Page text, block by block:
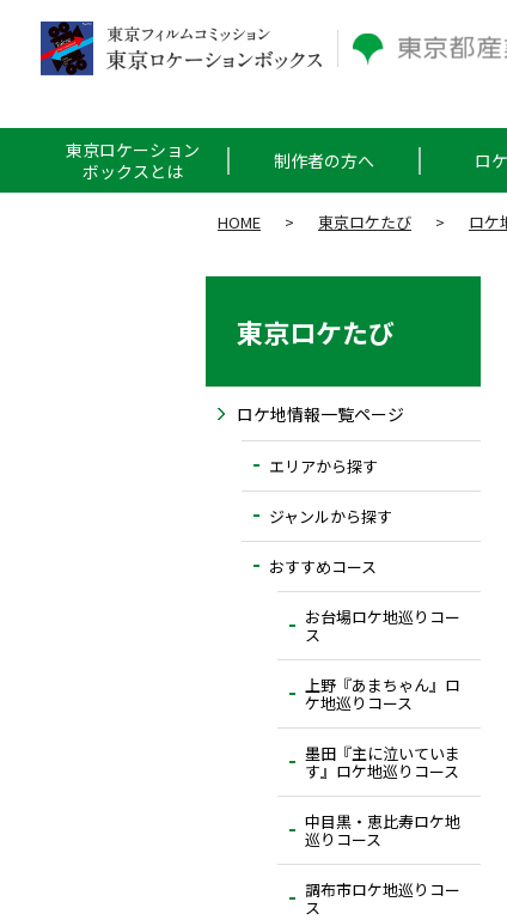
東京ロケーション
ボックスとは
制作者の方へ ロ
HOME > 東京ロケたび > ロケ
東京ロケたび
ロケ地情報一覧ページ
エリアから探す
ジャンルから探す
おすすめコース
お台場ロケ地巡りコー
ス
上野『あまちゃん』ロ
ケ地巡りコース
墨田『主に泣いていま
す』ロケ地巡りコース
中目黒・恵比寿ロケ地
巡りコース
調布市ロケ地巡りコー
ス